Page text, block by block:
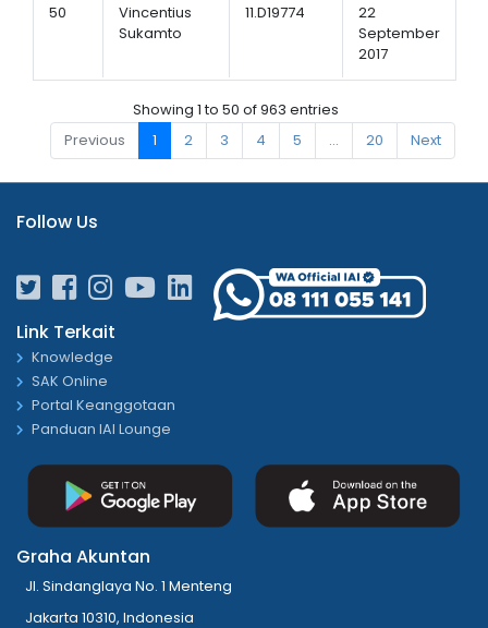
50
Vincentius
Sukamto
11.D19774
22
September
2017
Showing 1 to 50 of 963 entries
Previous
1 2 3 4 5 … 20 Next
Follow Us
Link Terkait
Knowledge
SAK Online
Portal Keanggotaan
Panduan IAI Lounge
Graha Akuntan
Jl. Sindanglaya No. 1 Menteng
Jakarta 10310, Indonesia